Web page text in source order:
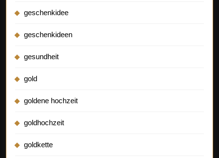
geschenkidee
geschenkideen
gesundheit
gold
goldene hochzeit
goldhochzeit
goldkette